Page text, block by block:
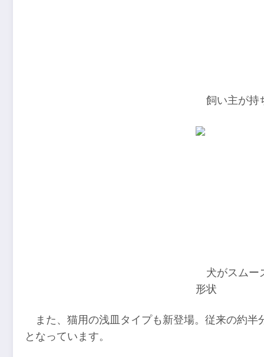
飼い主が持
犬がスムー
形状
また、猫用の浅皿タイプも新登場。従来の約
となっています。